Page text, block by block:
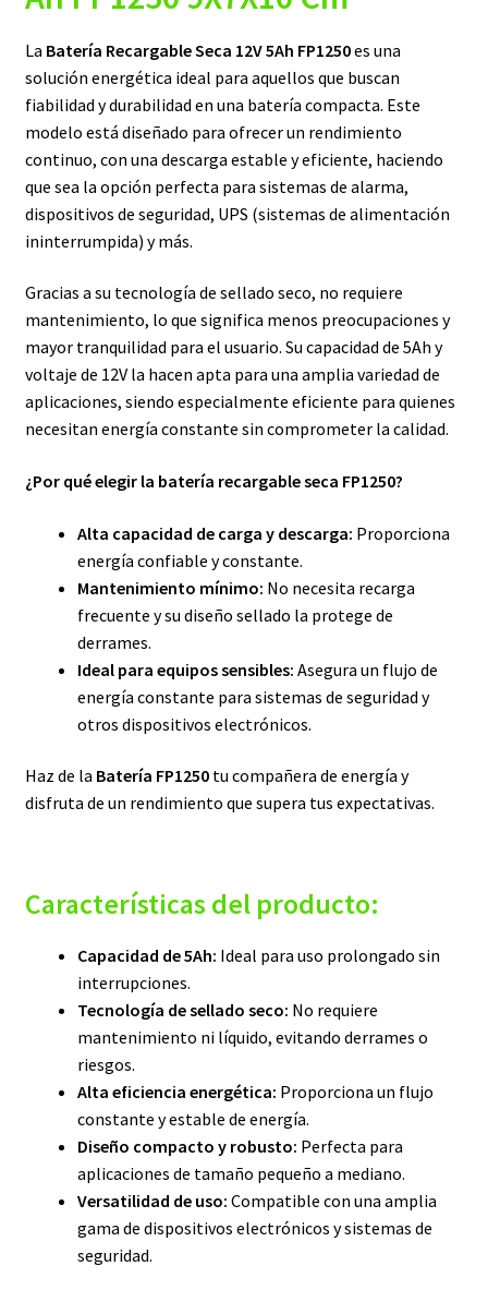
La Batería Recargable Seca 12V 5Ah FP1250es una
solución energética ideal para aquellos que buscan
fiabilidad y durabilidad en una batería compacta. Este
modelo está diseñado para ofrecer un rendimiento
continuo, con una descarga estable y eficiente, haciendo
que sea la opción perfecta para sistemas de alarma,
dispositivos de seguridad, UPS (sistemas de alimentación
ininterrumpida) y más.
Gracias a su tecnología de sellado seco, no requiere
mantenimiento, lo que significa menos preocupaciones y
mayor tranquilidad para el usuario. Su capacidad de 5Ah y
voltaje de 12V la hacen apta para una amplia variedad de
aplicaciones, siendo especialmente eficiente para quienes
necesitan energía constante sin comprometer la calidad.
¿Por qué elegir la batería recargable seca FP1250?
Alta capacidad de carga y descarga: Proporciona
energía confiable y constante.
Mantenimiento mínimo: No necesita recarga
frecuente y su diseño sellado la protege de
derrames.
Ideal para equipos sensibles: Asegura un flujo de
energía constante para sistemas de seguridad y
otros dispositivos electrónicos.
Haz de la Batería FP1250tu compañera de energía y
disfruta de un rendimiento que supera tus expectativas.
Características del producto:
Capacidad de 5Ah: Ideal para uso prolongado sin
interrupciones.
Tecnología de sellado seco: No requiere
mantenimiento ni líquido, evitando derrames o
riesgos.
Alta eficiencia energética: Proporciona un flujo
constante y estable de energía.
Diseño compacto y robusto: Perfecta para
aplicaciones de tamaño pequeño a mediano.
Versatilidad de uso: Compatible con una amplia
gama de dispositivos electrónicos y sistemas de
seguridad.